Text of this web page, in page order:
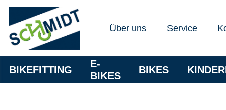
Über uns Service
BIKEFITTING
E-
BIKES
BIKES